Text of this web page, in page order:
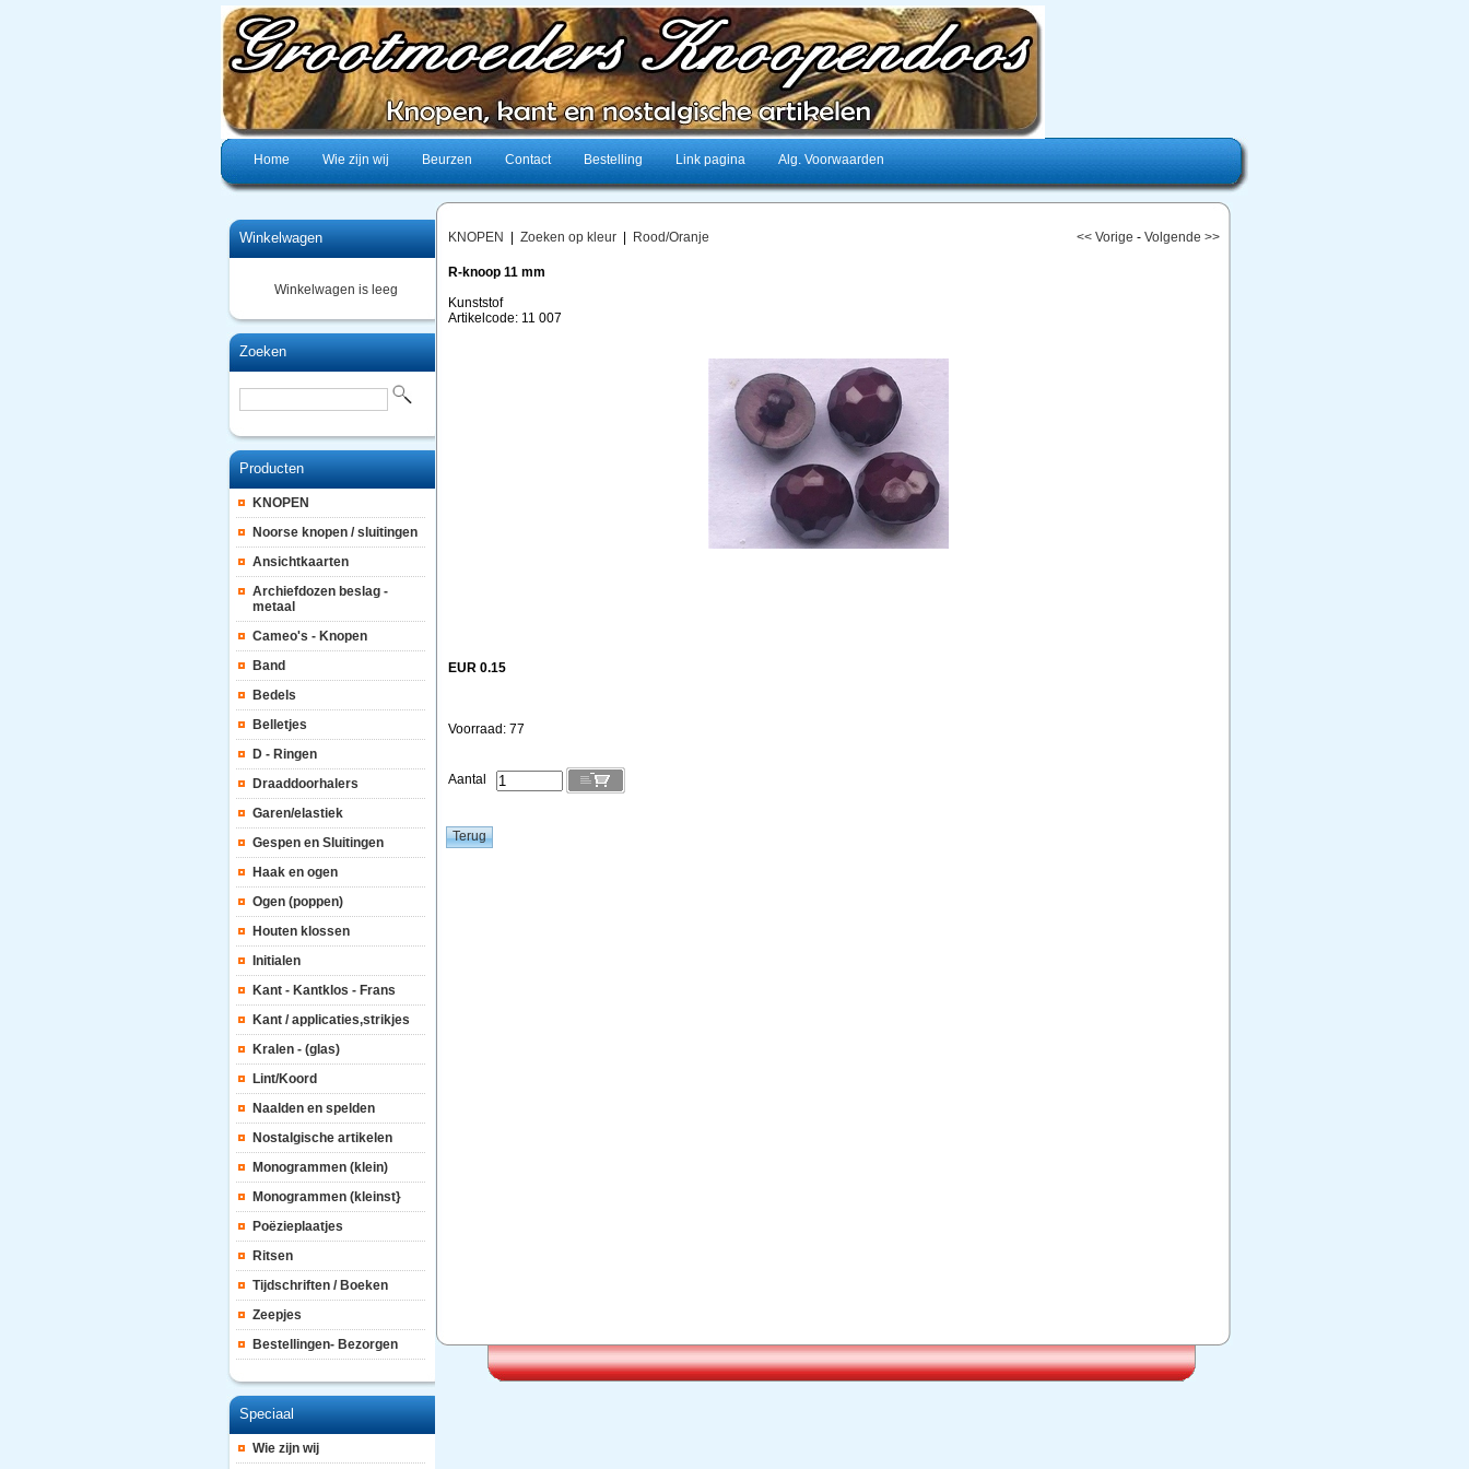
Home Wie zijn wij Beurzen Contact Bestelling Link pagina Alg. Voorwaarden
Winkelwagen
Winkelwagen is leeg
Zoeken
Producten
KNOPEN
Noorse knopen / sluitingen
Ansichtkaarten
Archiefdozen beslag -
metaal
Cameo's - Knopen
Band
Bedels
Belletjes
D - Ringen
Draaddoorhalers
Garen/elastiek
Gespen en Sluitingen
Haak en ogen
Ogen (poppen)
Houten klossen
Initialen
Kant - Kantklos - Frans
Kant / applicaties,strikjes
Kralen - (glas)
Lint/Koord
Naalden en spelden
Nostalgische artikelen
Monogrammen (klein)
Monogrammen (kleinst}
Poëzieplaatjes
Ritsen
Tijdschriften / Boeken
Zeepjes
Bestellingen- Bezorgen
Speciaal
Wie zijn wij
KNOPEN Zoeken op kleur Rood/Oranje << Vorige - Volgende >>
R-knoop 11 mm
Kunststof
Artikelcode: 11 007
EUR 0.15
Voorraad: 77
Aantal